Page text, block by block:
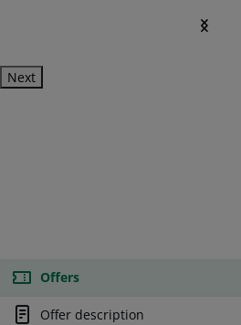
Next
Offers
Offer description